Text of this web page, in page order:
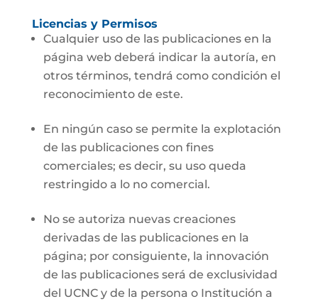
Licencias y Permisos
Cualquier uso de las publicaciones en la
página web deberá indicar la autoría, en
otros términos, tendrá como condición el
reconocimiento de este.
En ningún caso se permite la explotación
de las publicaciones con fines
comerciales; es decir, su uso queda
restringido a lo no comercial.
No se autoriza nuevas creaciones
derivadas de las publicaciones en la
página; por consiguiente, la innovación
de las publicaciones será de exclusividad
del UCNC y de la persona o Institución a